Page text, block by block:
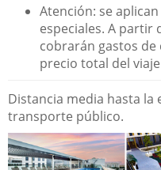
Atención: se
especiales. A partir
cobrarán gastos de
precio total del
Distancia media hasta la
transporte público.